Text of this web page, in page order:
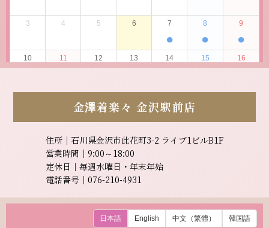
金澤着楽々 金沢駅前店
住所｜石川県金沢市此花町3-2 ライブ1ビルB1F
営業時間｜9:00～18:00
定休日｜毎週水曜日・年末年始
電話番号｜076-210-4931